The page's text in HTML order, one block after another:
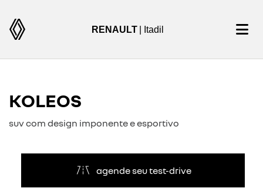
RENAULT | Itadil
KOLEOS
suv com design imponente e esportivo
agende seu test-drive